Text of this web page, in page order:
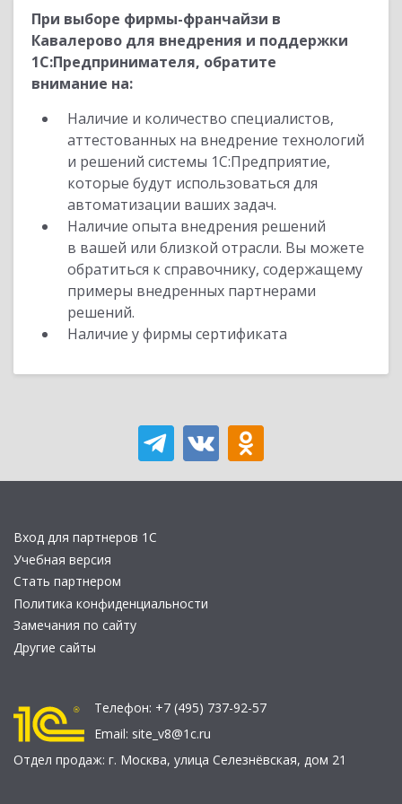
При выборе фирмы-франчайзи в
Кавалерово для внедрения и поддержки
1С:Предпринимателя, обратите
внимание на:
Наличие и количество специалистов,
аттестованных на внедрение технологий
и решений системы 1С:Предприятие,
которые будут использоваться для
автоматизации ваших задач.
Наличие опыта внедрения решений
в вашей или близкой отрасли. Вы можете
обратиться к справочнику, содержащему
примеры внедренных партнерами
решений.
Наличие у фирмы сертификата
Вход для партнеров 1С
Учебная версия
Стать партнером
Политика конфиденциальности
Замечания по сайту
Другие сайты
Телефон: +7 (495) 737-92-57
Email: site_v8@1c.ru
Отдел продаж: г. Москва, улица Селезнёвская, дом 21